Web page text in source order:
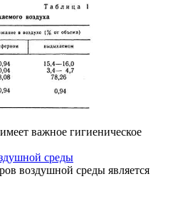
важное гигиеническое
среды
воздушной среды является